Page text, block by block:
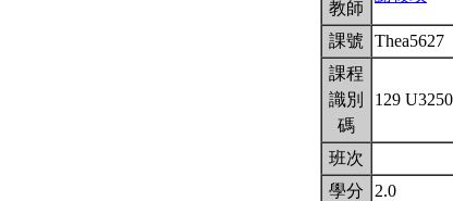
教師
課號
Thea5627
課程
識別
碼
129 U3250
班次
學分
2.0